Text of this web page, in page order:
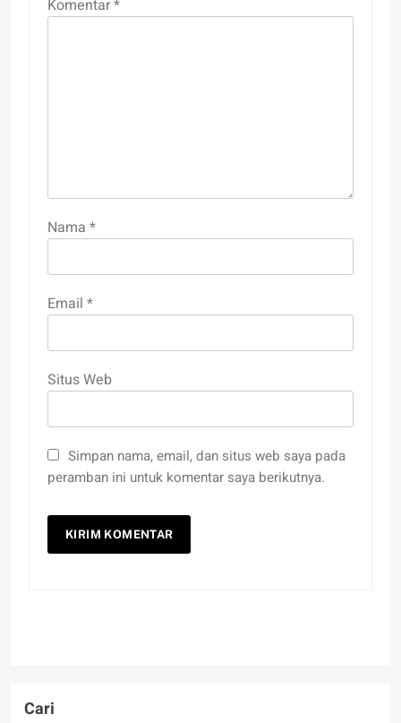
Komentar*
Nama *
Email *
Situs Web
Simpan nama, email, dan situs web saya pada
peramban ini untuk komentar saya berikutnya.
Cari